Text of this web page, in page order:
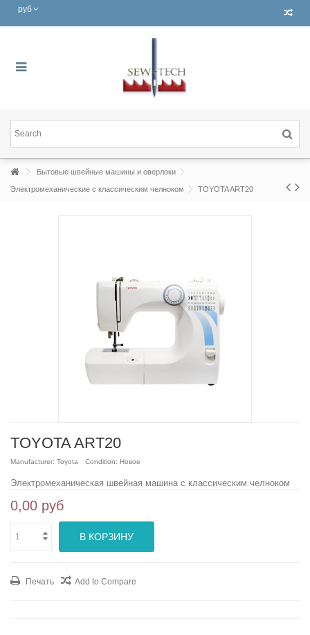
руб
Бытовые швейные машины и оверлоки
Электромеханические с классическим челноком TOYOTA ART20
TOYOTA ART20
Manufacturer: Toyota Condition: Новое
Электромеханическая швейная машина с классическим челноком
0,00 руб
В КОРЗИНУ
Печать Add to Compare